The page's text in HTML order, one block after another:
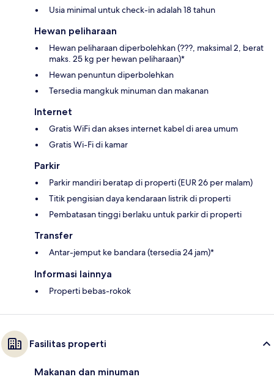
Usia minimal untuk check-in adalah 18 tahun
Hewan peliharaan
Hewan peliharaan diperbolehkan (???, maksimal 2, berat
maks. 25 kg per hewan peliharaan)*
Hewan penuntun diperbolehkan
Tersedia mangkuk minuman dan makanan
Internet
Gratis WiFi dan akses internet kabel di area umum
Gratis Wi-Fi di kamar
Parkir
Parkir mandiri beratap di properti (EUR 26 per malam)
Titik pengisian daya kendaraan listrik di properti
Pembatasan tinggi berlaku untuk parkir di properti
Transfer
Antar-jemput ke bandara (tersedia 24 jam)*
Informasi lainnya
Properti bebas-rokok
Fasilitas properti
Makanan dan minuman